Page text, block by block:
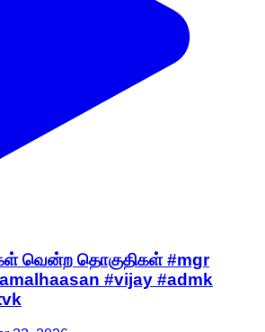
வென்ற தொகுதிகள் #mgr
#vijay #admk